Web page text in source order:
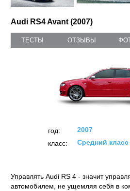
Audi RS4 Avant (2007)
ТЕСТЫ ОТЗЫВЫ
год:
2007
класс:
Средний класс
Управлять Audi RS 4 - значит
автомобилем, не ущемляя себя в